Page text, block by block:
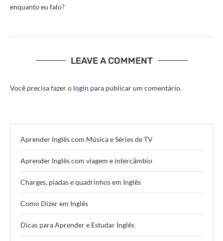
enquanto eu falo?
LEAVE A COMMENT
Você precisa fazer o login para publicar um comentário.
Aprender Inglês com Música e Séries de TV
Aprender Inglês com viagem e intercâmbio
Charges, piadas e quadrinhos em Inglês
Como Dizer em Inglês
Dicas para Aprender e Estudar Inglês